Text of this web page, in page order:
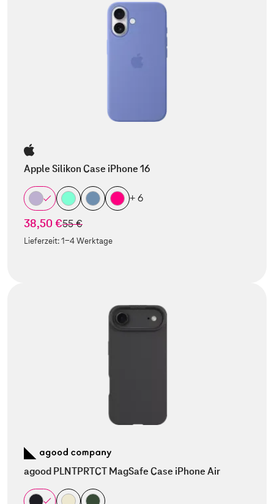
Apple Silikon Case iPhone 16
+ 6
38,50 €statt
55 €
Lieferzeit:1-4 Werktage
agood PLNTPRTCT MagSafe Case iPhone Air